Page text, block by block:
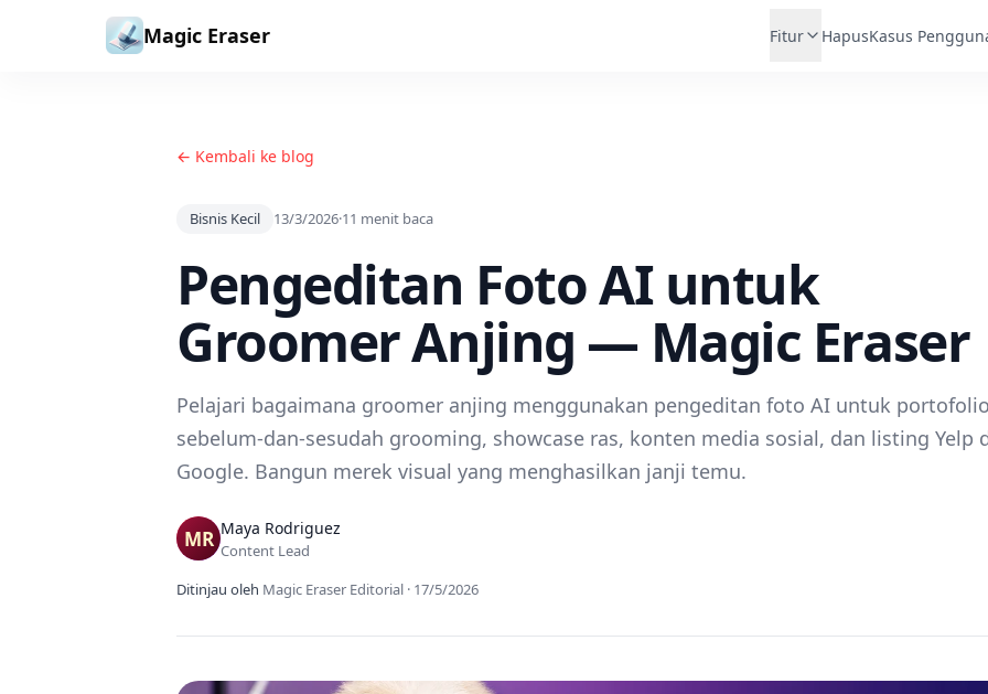
Lewati ke konten
Magic Eraser Fitur HapusKasus
← Kembali ke blog
Bisnis Kecil 13/3/2026·11 menit baca
Pengeditan Foto AI untuk
Groomer Anjing — Magic Eraser
Pelajari bagaimana groomer anjing menggunakan pengeditan foto AI untuk portofolio
sebelum-dan-sesudah grooming, showcase ras, konten media sosial, dan listing Yelp
Google. Bangun merek visual yang menghasilkan janji temu.
Maya Rodriguez
Content Lead
Ditinjau oleh Magic Eraser Editorial · 17/5/2026